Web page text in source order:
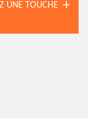
UNE TOUCHE